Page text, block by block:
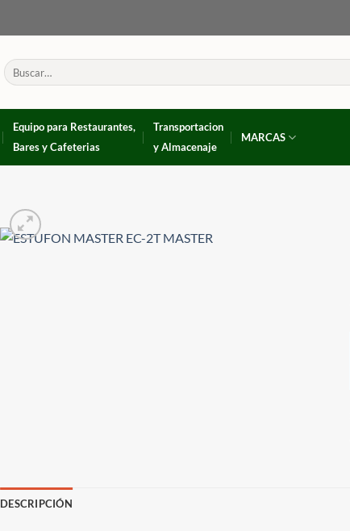
Buscar
por:
Equipo para Restaurantes,
Bares y Cafeterias
Transportacion
y Almacenaje
MARCAS
DESCRIPCIÓN